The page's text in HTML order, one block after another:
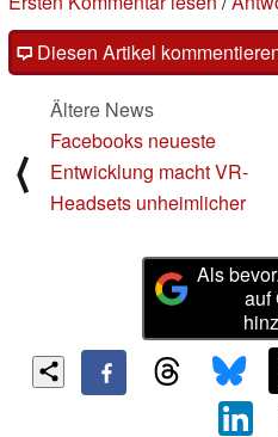
Diesen Artikel
⟨
Ältere News
Facebooks neueste
Entwicklung macht VR-
Headsets unheimlicher
Als
auf